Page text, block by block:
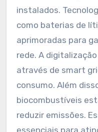
Inovações
energética no
de fontes
avançado com a
da eficiência dos
também cresce,
instalados.
como baterias de
aprimoradas para